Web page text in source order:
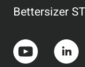
Bettersizer ST